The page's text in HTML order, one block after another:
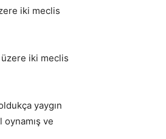
iki meclis
üzere iki meclis
yaygın
ve